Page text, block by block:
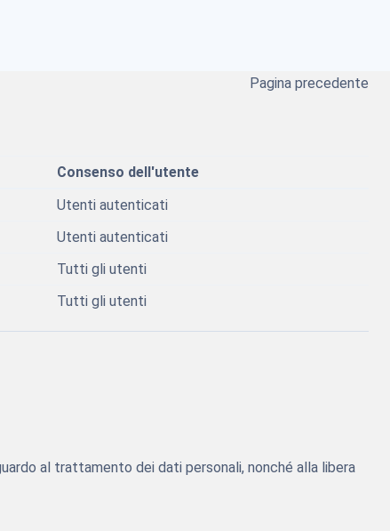
Pagina precedente
Consenso dell'utente
Utenti autenticati
Utenti autenticati
Tutti gli utenti
Tutti gli utenti
al trattamento dei dati personali, nonché alla libera